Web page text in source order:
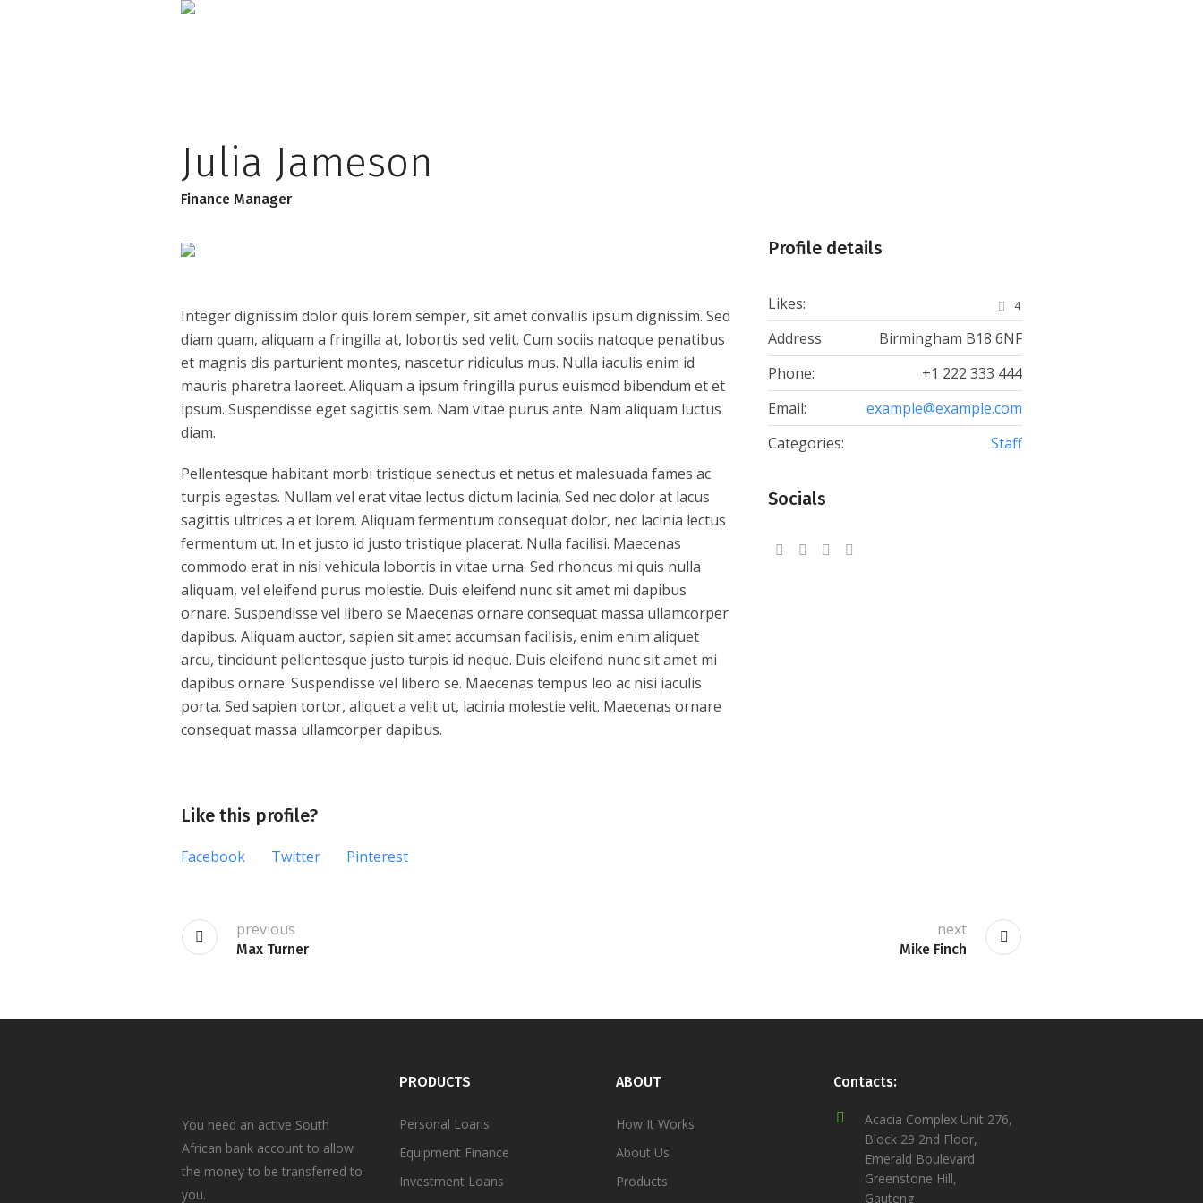
Julia Jameson
Finance Manager
Integer dignissim dolor quis lorem semper, sit amet convallis ipsum dignissim. Sed
diam quam, aliquam a fringilla at, lobortis sed velit. Cum sociis natoque penatibus
et magnis dis parturient montes, nascetur ridiculus mus. Nulla iaculis enim id
mauris pharetra laoreet. Aliquam a ipsum fringilla purus euismod bibendum et et
ipsum. Suspendisse eget sagittis sem. Nam vitae purus ante. Nam aliquam luctus
diam.
Pellentesque habitant morbi tristique senectus et netus et malesuada fames ac
turpis egestas. Nullam vel erat vitae lectus dictum lacinia. Sed nec dolor at lacus
sagittis ultrices a et lorem. Aliquam fermentum consequat dolor, nec lacinia lectus
fermentum ut. In et justo id justo tristique placerat. Nulla facilisi. Maecenas
commodo erat in nisi vehicula lobortis in vitae urna. Sed rhoncus mi quis nulla
aliquam, vel eleifend purus molestie. Duis eleifend nunc sit amet mi dapibus
ornare. Suspendisse vel libero se Maecenas ornare consequat massa ullamcorper
dapibus. Aliquam auctor, sapien sit amet accumsan facilisis, enim enim aliquet
arcu, tincidunt pellentesque justo turpis id neque. Duis eleifend nunc sit amet mi
dapibus ornare. Suspendisse vel libero se. Maecenas tempus leo ac nisi iaculis
porta. Sed sapien tortor, aliquet a velit ut, lacinia molestie velit. Maecenas ornare
consequat massa ullamcorper dapibus.
Like this profile?
Facebook Twitter Pinterest
Profile details
Likes: 4
Address:
Birmingham B18 6NF
Phone:
+1 222 333 444
Email:
example@example.com
Categories:
Staff
Socials
Max Turner
previous
Mike Finch
next
You need an active South
African bank account to allow
the money to be transferred to
you.
PRODUCTS
Personal Loans
Equipment Finance
Investment Loans
ABOUT
How It Works
About Us
Products
Contacts:
Acacia Complex Unit 276,
Block 29 2nd Floor,
Emerald Boulevard
Greenstone Hill,
Gauteng